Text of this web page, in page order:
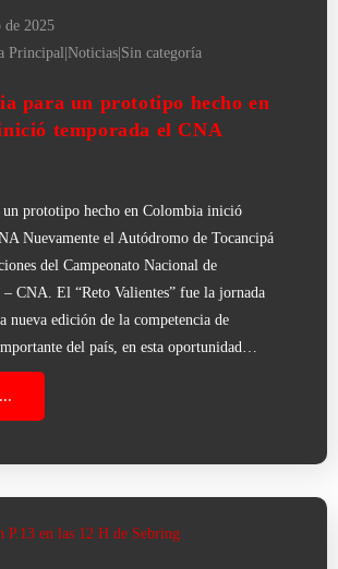
de 2025
Principal|Noticias|Sin categoría
para un prototipo hecho en
temporada el CNA
prototipo hecho en Colombia inició
Nuevamente el Autódromo de Tocancipá
del Campeonato Nacional de
CNA. El “Reto Valientes” fue la jornada
nueva edición de la competencia de
del país, en esta oportunidad…